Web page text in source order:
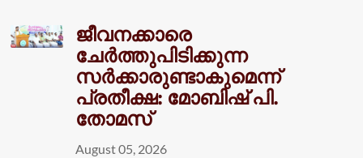
ജീവനക്കാരെ
ചേർത്തുപിടിക്കുന്ന
സർക്കാരുണ്ടാകുമെന്ന്
പ്രതീക്ഷ: മോബിഷ് പി.
തോമസ്
August 05, 2026